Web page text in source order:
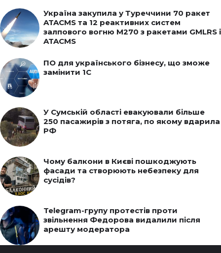
Україна закупила у Туреччини 70 ракет
ATACMS та 12 реактивних систем
залпового вогню M270 з ракетами GMLRS і
ATACMS
ПО для українського бізнесу, що зможе
замінити 1С
У Сумській області евакуювали більше
250 пасажирів з потяга, по якому вдарила
РФ
Чому балкони в Києві пошкоджують
фасади та створюють небезпеку для
сусідів?
Telegram-групу протестів проти
звільнення Федорова видалили після
арешту модератора